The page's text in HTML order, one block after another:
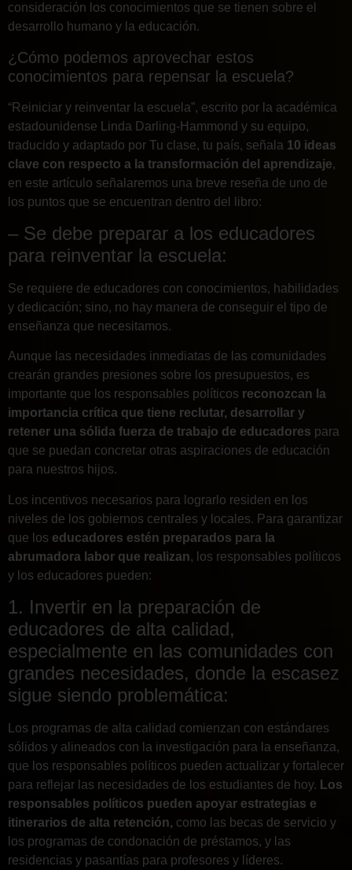
consideración los conocimientos que se tienen sobre el
desarrollo humano y la educación.
¿Cómo podemos aprovechar estos
conocimientos para repensar la escuela?
“Reiniciar y reinventar la escuela”, escrito por la académica
estadounidense Linda Darling-Hammond y su equipo,
traducido y adaptado por Tu clase, tu país, señala 10 ideas
clave con respecto a la transformación del aprendizaje,
en este artículo señalaremos una breve reseña de uno de
los puntos que se encuentran dentro del libro:
– Se debe preparar a los educadores
para reinventar la escuela:
Se requiere de educadores con conocimientos, habilidades
y dedicación; sino, no hay manera de conseguir el tipo de
enseñanza que necesitamos.
Aunque las necesidades inmediatas de las comunidades
crearán grandes presiones sobre los presupuestos, es
importante que los responsables políticos reconozcan la
importancia crítica que tiene reclutar, desarrollar y
retener una sólida fuerza de trabajo de educadores para
que se puedan concretar otras aspiraciones de educación
para nuestros hijos.
Los incentivos necesarios para lograrlo residen en los
niveles de los gobiernos centrales y locales. Para garantizar
que los educadores estén preparados para la
abrumadora labor que realizan, los responsables políticos
y los educadores pueden:
1. Invertir en la preparación de
educadores de alta calidad,
especialmente en las comunidades con
grandes necesidades, donde la escasez
sigue siendo problemática:
Los programas de alta calidad comienzan con estándares
sólidos y alineados con la investigación para la enseñanza,
que los responsables políticos pueden actualizar y fortalecer
para reflejar las necesidades de los estudiantes de hoy. Los
responsables políticos pueden apoyar estrategias e
itinerarios de alta retención, como las becas de servicio y
los programas de condonación de préstamos, y las
residencias y pasantías para profesores y líderes.